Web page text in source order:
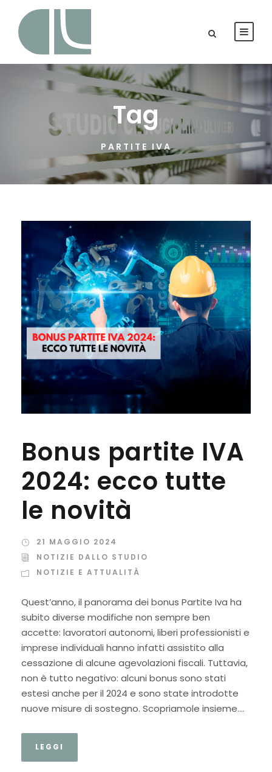
Tag
PARTITE IVA
Bonus partite IVA
2024: ecco tutte
le novità
21 MAGGIO 2024
NOTIZIE DALLO STUDIO
NOTIZIE E ATTUALITÀ
Quest’anno, il panorama dei bonus Partite Iva ha
subito diverse modifiche non sempre ben
accette: lavoratori autonomi, liberi professionisti e
imprese individuali hanno infatti assistito alla
cessazione di alcune agevolazioni fiscali. Tuttavia,
non è tutto negativo: alcuni bonus sono stati
estesi anche per il 2024 e sono state introdotte
nuove misure di sostegno. Scopriamole insieme....
LEGGI